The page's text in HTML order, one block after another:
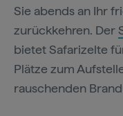
Sie abends an Ihr
zurückkehren. Der
bietet Safarizelte
Plätze zum
rauschenden